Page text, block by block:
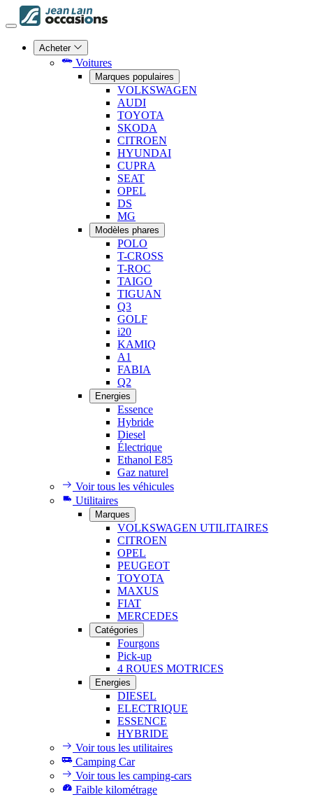
Acheter
Voitures
Marques populaires
VOLKSWAGEN
AUDI
TOYOTA
SKODA
CITROEN
HYUNDAI
CUPRA
SEAT
OPEL
DS
MG
Modèles phares
POLO
T-CROSS
T-ROC
TAIGO
TIGUAN
Q3
GOLF
i20
KAMIQ
A1
FABIA
Q2
Energies
Essence
Hybride
Diesel
Électrique
Ethanol E85
Gaz naturel
Voir tous les véhicules
Utilitaires
Marques
VOLKSWAGEN UTILITAIRES
CITROEN
OPEL
PEUGEOT
TOYOTA
MAXUS
FIAT
MERCEDES
Catégories
Fourgons
Pick-up
4 ROUES MOTRICES
Energies
DIESEL
ELECTRIQUE
ESSENCE
HYBRIDE
Voir tous les utilitaires
Camping Car
Voir tous les camping-cars
Faible kilométrage